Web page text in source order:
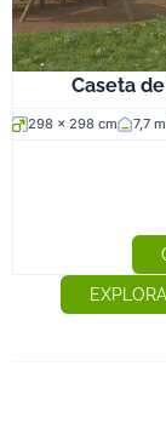
Caseta
298 x 298 cm 7,7